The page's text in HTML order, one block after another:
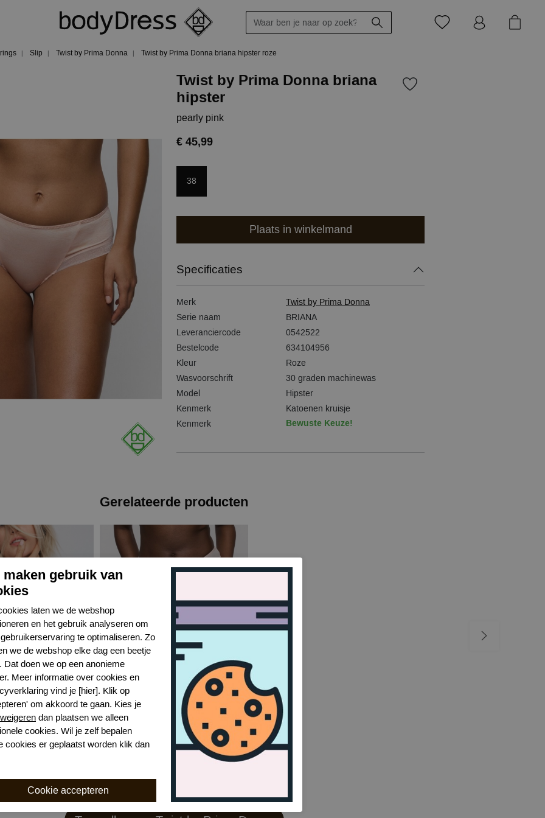
Slip Twist by Prima Donna Twist by Prima Donna briana hipster roze
Twist by Prima Donna briana
hipster
pearly pink
€ 45,99
38
Plaats in winkelmand
Specificaties
Merk
Twist by Prima Donna
Serie naam
BRIANA
Leveranciercode
0542522
Bestelcode
634104956
Kleur
Roze
Wasvoorschrift
30 graden machinewas
Model
Hipster
Kenmerk
Katoenen kruisje
Kenmerk
Bewuste Keuze!
Gerelateerde producten
Twist by Prima Donna briana voorgevormde bh Twist by Prima Donna briana string
pearly pink
€ 40,99
gebruik van
laten we de webshop
en het gebruik analyseren om
te optimaliseren. Zo
we de webshop elke dag een beetje
Dat doen we op een anonieme
Meer informatie over cookies en
vind je [hier]. Klik op
om akkoord te gaan. Kies je
weigeren dan plaatsen we alleen
cookies. Wil je zelf bepalen
cookies er geplaatst worden klik dan